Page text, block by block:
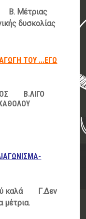
Μέτριας
δυσκολίας
ΤΟΥ ...ΕΓΩ
Β.ΛΙΓΟ
καλά Γ.Δεν